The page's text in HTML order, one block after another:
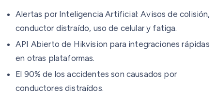
Alertas por Inteligencia Artificial: Avisos de colisión,
conductor distraído, uso de celular y fatiga.
API Abierto de Hikvision para integraciones rápidas
en otras plataformas.
El 90% de los accidentes son causados por
conductores distraídos.